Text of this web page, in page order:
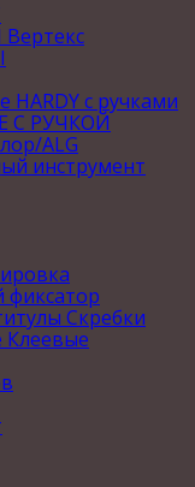
с ручками
С РУЧКОЙ
ALG
инструмент
Скребки
Клеевые